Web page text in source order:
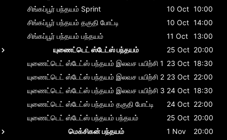
சிங்கப்பூர் பந்தயம் Sprint 10 Oct 10:00
சிங்கப்பூர் பந்தயம் தகுதி போட்டி 10 Oct 14:00
சிங்கப்பூர் பந்தயம் பந்தயம் 11 Oct
13:00
யுணைட்டெட் ஸ்டேட்ஸ் பந்தயம்
25 Oct 20:00
யுணைட்டெட் ஸ்டேட்ஸ் பந்தயம் இலவச பயிற்சி 1 23 Oct 18:30
யுணைட்டெட் ஸ்டேட்ஸ் பந்தயம் இலவச பயிற்சி 2 23 Oct 22:00
யுணைட்டெட் ஸ்டேட்ஸ் பந்தயம் இலவச பயிற்சி 3 24 Oct 18:30
யுணைட்டெட் ஸ்டேட்ஸ் பந்தயம் தகுதி போட்டி 24 Oct 22:00
யுணைட்டெட் ஸ்டேட்ஸ் பந்தயம் பந்தயம் 25 Oct 20:00
மெக்சிகன் பந்தயம்
1 Nov 20:00